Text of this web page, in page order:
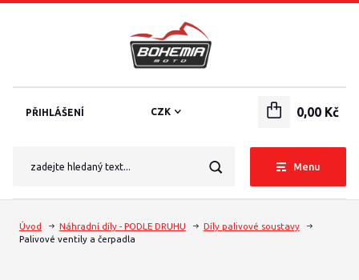
Menu
CZK
PŘIHLÁŠENÍ 0,00 Kč
Úvod Náhradní díly - PODLE DRUHU
Díly palivové soustavy
Palivové ventily a čerpadla